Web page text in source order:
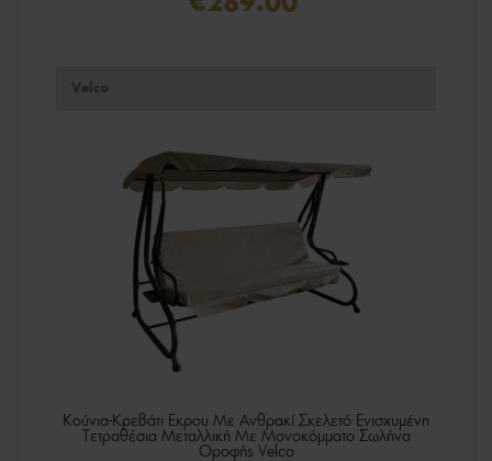
Velco
Κούνια-Κρεβάτι Εκρου Με Ανθρακί Σκελετό Ενισχυμένη
Τετραθέσια Μεταλλική Με Μονοκόμματο Σωλήνα
Οροφής Velco